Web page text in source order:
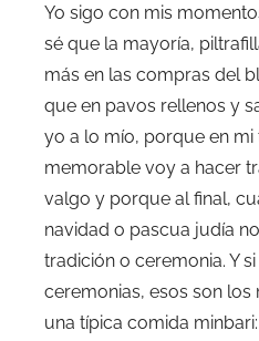
Yo sigo con mis
sé que la mayoría,
más en las compras del
que en pavos rellenos y
yo a lo mío, porque en mi
memorable voy a hacer
valgo y porque al final,
navidad o pascua judía
tradición o ceremonia. Y
ceremonias, esos son los
una típica comida